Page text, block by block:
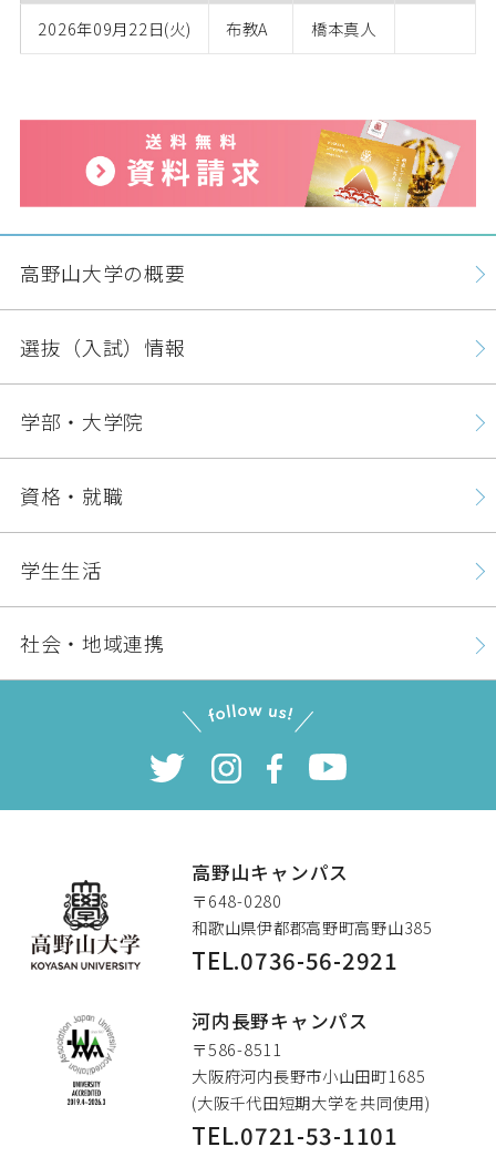
2026年09月22日(火) 布教A 橋本真人
高野山キャンパス
〒648-0280
和歌山県伊都郡高野町高野山385
TEL.0736-56-2921
河内長野キャンパス
〒586-8511
大阪府河内長野市小山田町1685
(大阪千代田短期大学を共同使用)
TEL.0721-53-1101
高野山大学の概要
選抜（入試）情報
学部・大学院
資格・就職
学生生活
社会・地域連携